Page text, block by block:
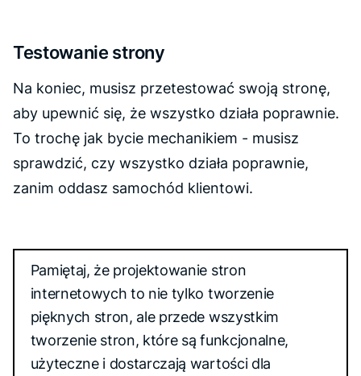
Testowanie strony
Na koniec, musisz przetestować swoją stronę,
aby upewnić się, że wszystko działa poprawnie.
To trochę jak bycie mechanikiem - musisz
sprawdzić, czy wszystko działa poprawnie,
zanim oddasz samochód klientowi.
Pamiętaj, że projektowanie stron
internetowych to nie tylko tworzenie
pięknych stron, ale przede wszystkim
tworzenie stron, które są funkcjonalne,
użyteczne i dostarczają wartości dla